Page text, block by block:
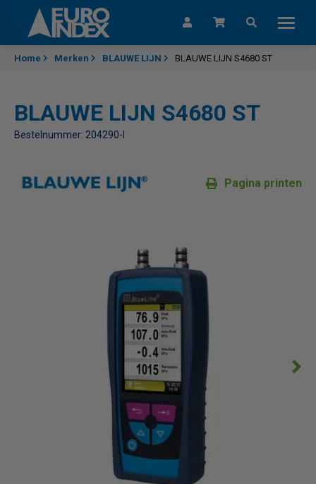
Skip to content
Home Merken BLAUWE LIJN BLAUWE LIJN S4680 ST
BLAUWE LIJN S4680 ST
Bestelnummer: 204290-I
Pagina printen